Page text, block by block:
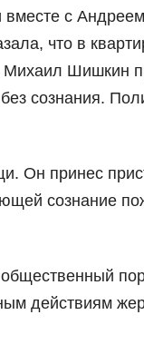
вместе с
что в
Шишкин
сознания.
Он принес
сознание
действиям